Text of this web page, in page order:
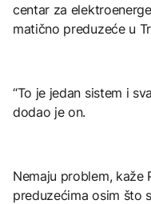
centar za
matično preduzeće u
“To je jedan sistem i
dodao je on.
Nemaju problem, kaže
preduzećima osim što